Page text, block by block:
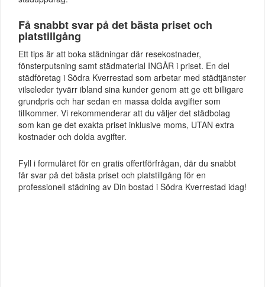
Få snabbt svar på det bästa priset och
platstillgång
Ett tips är att boka städningar där resekostnader,
fönsterputsning samt städmaterial INGÅR i priset. En del
städföretag i Södra Kverrestad som arbetar med städtjänster
vilseleder tyvärr ibland sina kunder genom att ge ett billigare
grundpris och har sedan en massa dolda avgifter som
tillkommer. Vi rekommenderar att du väljer det städbolag
som kan ge det exakta priset inklusive moms, UTAN extra
kostnader och dolda avgifter.
Fyll i formuläret för en gratis offertförfrågan, där du snabbt
får svar på det bästa priset och platstillgång för en
professionell städning av Din bostad i Södra Kverrestad idag!